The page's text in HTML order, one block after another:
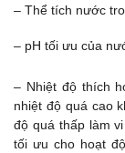
– Thể tích nước
– pH tối ưu của
– Nhiệt độ thích
nhiệt độ quá cao
độ quá thấp làm
tối ưu cho hoạt